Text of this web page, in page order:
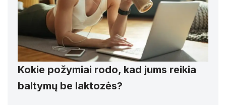
Kokie požymiai rodo, kad jums reikia
baltymų be laktozės?